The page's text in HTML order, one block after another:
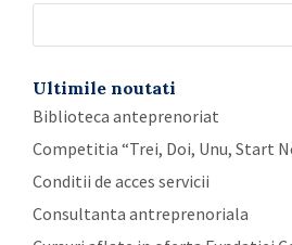
Ultimile noutati
Biblioteca anteprenoriat
Competitia “Trei, Doi, Unu, Start
Conditii de acces servicii
Consultanta antreprenoriala